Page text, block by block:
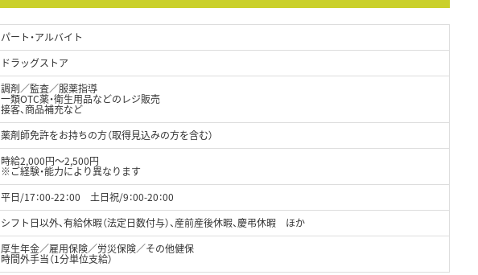
パート・アルバイト
ドラッグストア
調剤／監査／服薬指導
一類OTC薬・衛生用品などのレジ販売
接客、商品補充など
薬剤師免許をお持ちの方（取得見込みの方を含む）
時給2,000円～2,500円
※ご経験・能力により異なります
平日/17：00-22：00 土日祝/9：00-20：00
シフト日以外、有給休暇（法定日数付与）、産前産後休暇、慶弔休暇 ほか
厚生年金／雇用保険／労災保険／その他健保
時間外手当（1分単位支給）